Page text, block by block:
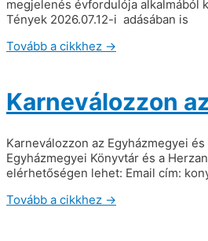
megjelenés évfordulója alkalmából
Tények 2026.07.12-i adásában is
Tovább a cikkhez →
Karneválozzon
Karneválozzon az Egyházmegyei
Egyházmegyei Könyvtár és a
elérhetőségen lehet: Email cím:
Tovább a cikkhez →